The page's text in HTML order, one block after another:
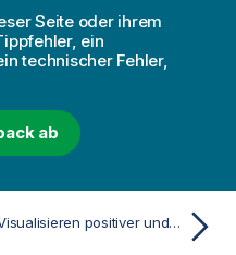
Seite oder ihrem
ein
technischer Fehler,
ab
Visualisieren positiver und negativer Beiträge zum Ergebnis mit einem Wasserfalldiagramm